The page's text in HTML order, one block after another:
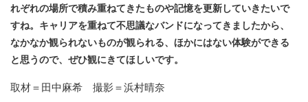
れぞれの場所で積み重ねてきたものや記憶を更新していきたいで
すね。キャリアを重ねて不思議なバンドになってきましたから、
なかなか観られないものが観られる、ほかにはない体験ができる
と思うので、ぜひ観にきてほしいです。
取材＝田中麻希 撮影＝浜村晴奈